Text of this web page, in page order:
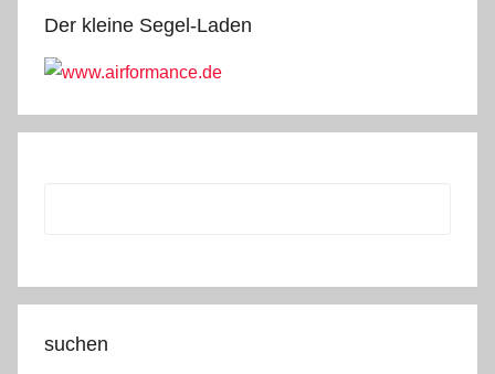
Der kleine Segel-Laden
suchen